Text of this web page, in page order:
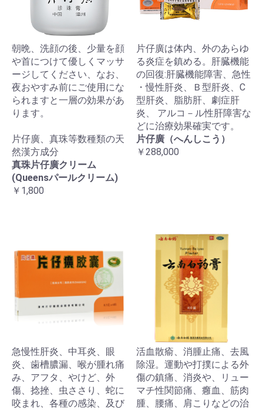
朝晩、洗顔の後、少量を顔
や首につけて優しくマッサ
ージしてください、なお、
夜おやすみ前にご使用にな
られますと一層の効果があ
ります。
片仔廣、真珠等数種類の天
然漢方成分
真珠片仔廣クリーム
(Queensパールクリーム)
￥1,800
片仔廣は体内、外のあらゆ
る炎症を鎮める。肝臓機能
の回復:肝臓機能障害、急性
・慢性肝炎、Ｂ型肝炎、C
型肝炎、脂肪肝、劇症肝
炎、 アルコ－ル性肝障害な
どに治療効果確実です。
片仔廣（へんしこう）
￥288,000
急慢性肝炎、中耳炎、眼
炎、歯槽膿漏、喉が腫れ痛
み、アフタ、やけど、外
傷、捻挫、虫ささり、蛇に
咬まれ、各種の感染、及び
活血散瘉、消腫止痛、去風
除湿。運動や打撲による外
傷の鎮痛、消炎や、リュー
マチ性関節痛、癰血、筋肉
腫、腰痛、肩こりなどの治